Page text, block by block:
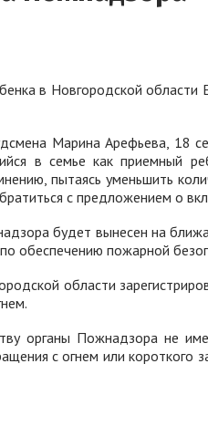
в Новгородской
Марина Арефьева, 18
в семье как приемный
пытаясь уменьшить
с предложением о
будет вынесен на
обеспечению пожарной
области
органы Пожнадзора не
с огнем или